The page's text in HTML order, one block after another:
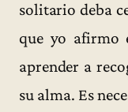
solitario deba
que yo afirmo
aprender a
su alma. Es